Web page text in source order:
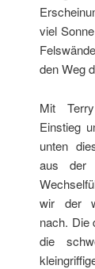
viel
den Weg
Mit
Einstieg
unten
aus der
wir der
nach. Die
die